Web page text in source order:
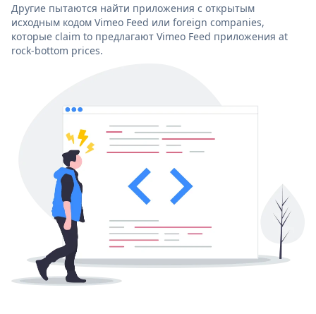
Другие пытаются найти приложения с открытым
исходным кодом Vimeo Feed или foreign companies,
которые claim to предлагают Vimeo Feed приложения at
rock-bottom prices.